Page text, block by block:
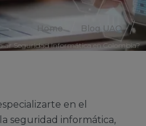
Home Blog UAO
Seguridad Informática en Colombia?
en el
seguridad informática,